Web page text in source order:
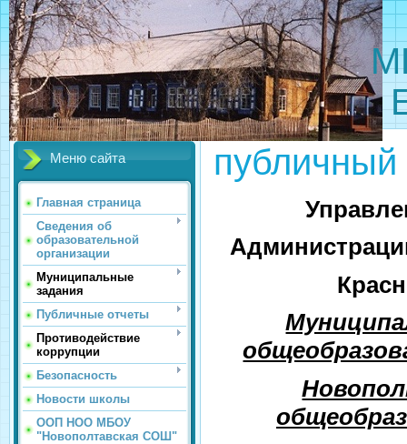
МБОУ
Меню сайта
Главная страница
Сведения об
образовательной
организации
Муниципальные
задания
Публичные отчеты
Противодействие
коррупции
Безопасность
Новости школы
ООП НОО МБОУ
"Новополтавская СОШ"
публичный